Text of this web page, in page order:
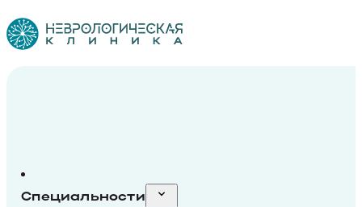
Специальности